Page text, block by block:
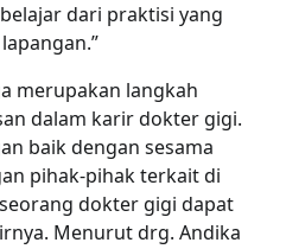
dari praktisi yang
merupakan langkah
dalam karir dokter gigi.
baik dengan sesama
pihak-pihak terkait di
dokter gigi dapat
Menurut drg. Andika